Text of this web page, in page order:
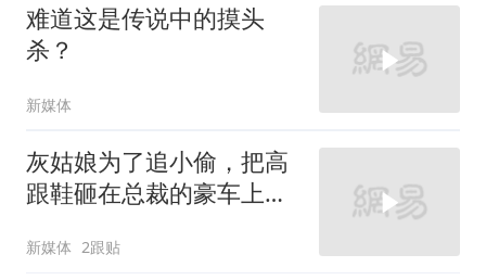
难道这是传说中的摸头
杀？
新媒体
灰姑娘为了追小偷，把高
跟鞋砸在总裁的豪车上，
新媒体 2跟贴